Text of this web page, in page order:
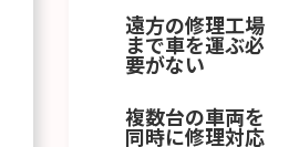
遠方の修理工場
まで車を運ぶ必
要がない
複数台の車両を
同時に修理対応